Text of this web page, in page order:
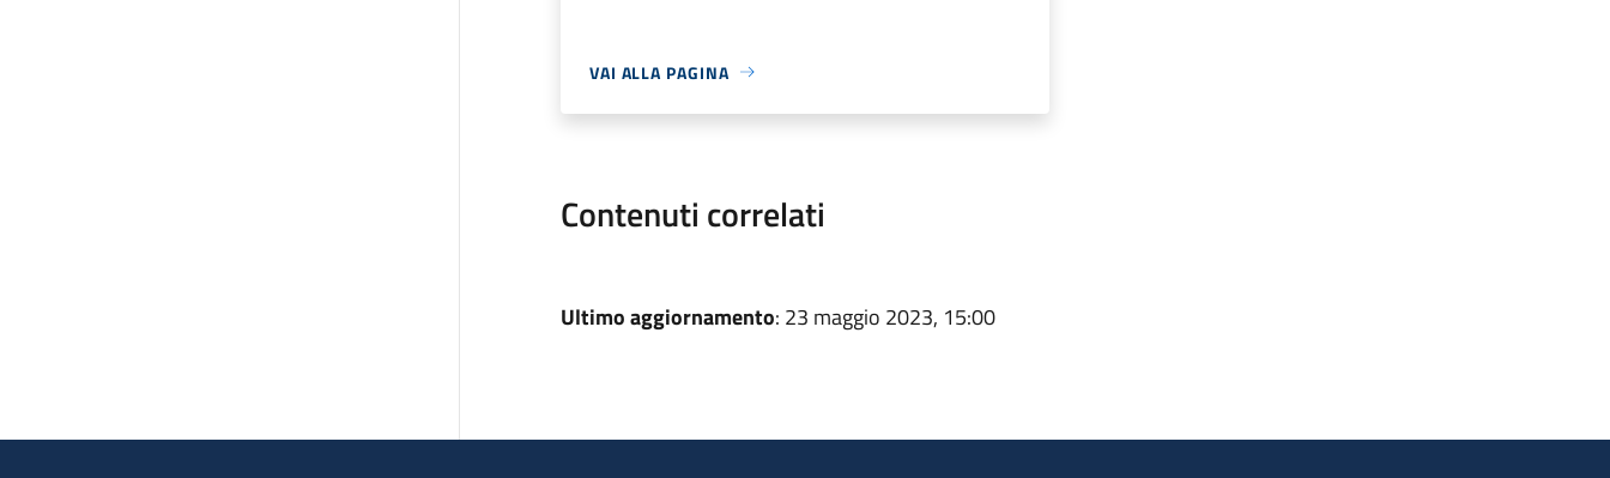
VAI ALLA PAGINA
Contenuti correlati
Ultimo aggiornamento: 23 maggio 2023, 15:00